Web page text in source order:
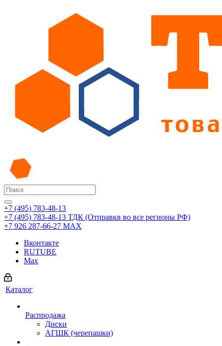
+7 (495) 783-48-13
+7 (495) 783-48-13 ТДК (Отправкв во все регионы РФ)
+7 926 287-66-27 МАХ
Вконтакте
RUTUBE
Max
Каталог
Распродажа
Диски
АГШК (черепашки)